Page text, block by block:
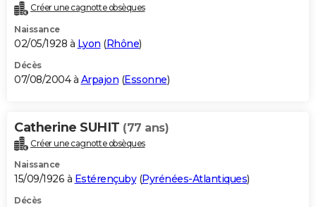
Créer une cagnotte obsèques
Naissance
02/05/1928 à Lyon (Rhône)
Décès
07/08/2004 à Arpajon (Essonne)
Catherine SUHIT (77 ans)
Créer une cagnotte obsèques
Naissance
15/09/1926 à Estérençuby(Pyrénées-Atlantiques)
Décès